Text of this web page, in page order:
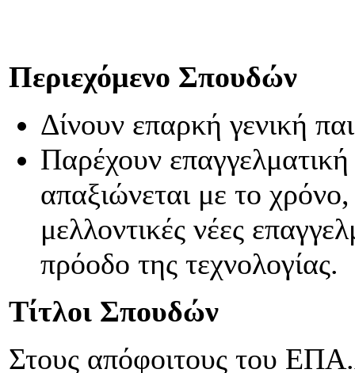
Περιεχόμενο Σπουδών
Δίνουν επαρκή γενική
Παρέχουν
απαξιώνεται με το
μελλοντικές νέες
πρόοδο της τεχνολογίας.
Τίτλοι Σπουδών
Στους απόφοιτους του